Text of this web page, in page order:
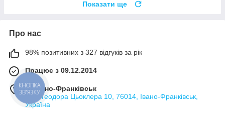
Показати ще
Про нас
98% позитивних з 327 відгуків за рік
Працює з 09.12.2014
м. Івано-Франківськ
вул. Теодора Цьоклера 10, 76014, Івано-Франківськ,
Україна
КНОПКА
ЗВ'ЯЗКУ